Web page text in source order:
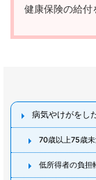
健康保険の給付
病気やけがをし
70歳以上75歳
低所得者の負担